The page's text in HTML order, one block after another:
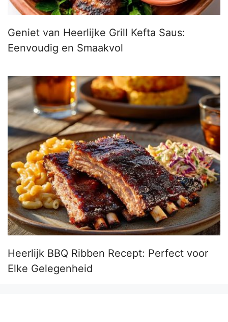
Geniet van Heerlijke Grill Kefta Saus:
Eenvoudig en Smaakvol
Heerlijk BBQ Ribben Recept: Perfect voor
Elke Gelegenheid